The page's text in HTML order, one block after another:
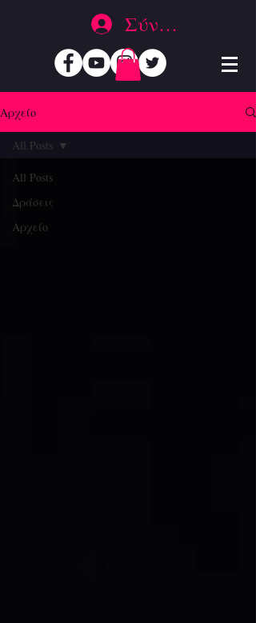
Σύνδεση
Αρχείο
All Posts
Δράσεις
Αρχείο
All Posts